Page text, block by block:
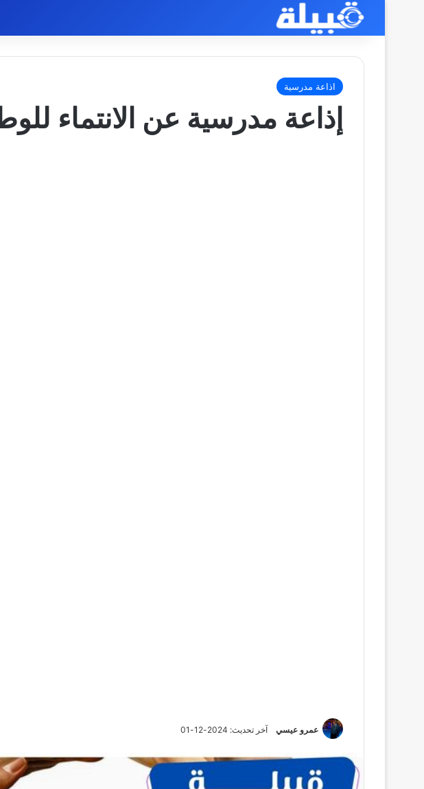
اذاعة مدرسية
إذاعة مدرسية عن الانتماء
عمرو عيسي آخر تحديث: 2024-12-01